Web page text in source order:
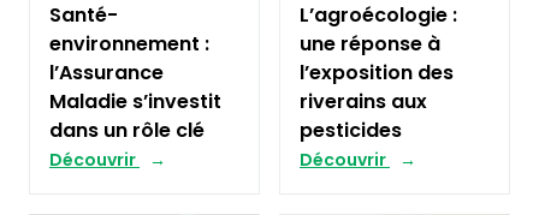
Santé-
environnement :
l’Assurance
Maladie s’investit
dans un rôle clé
Découvrir
L’agroécologie :
une réponse à
l’exposition des
riverains aux
pesticides
Découvrir